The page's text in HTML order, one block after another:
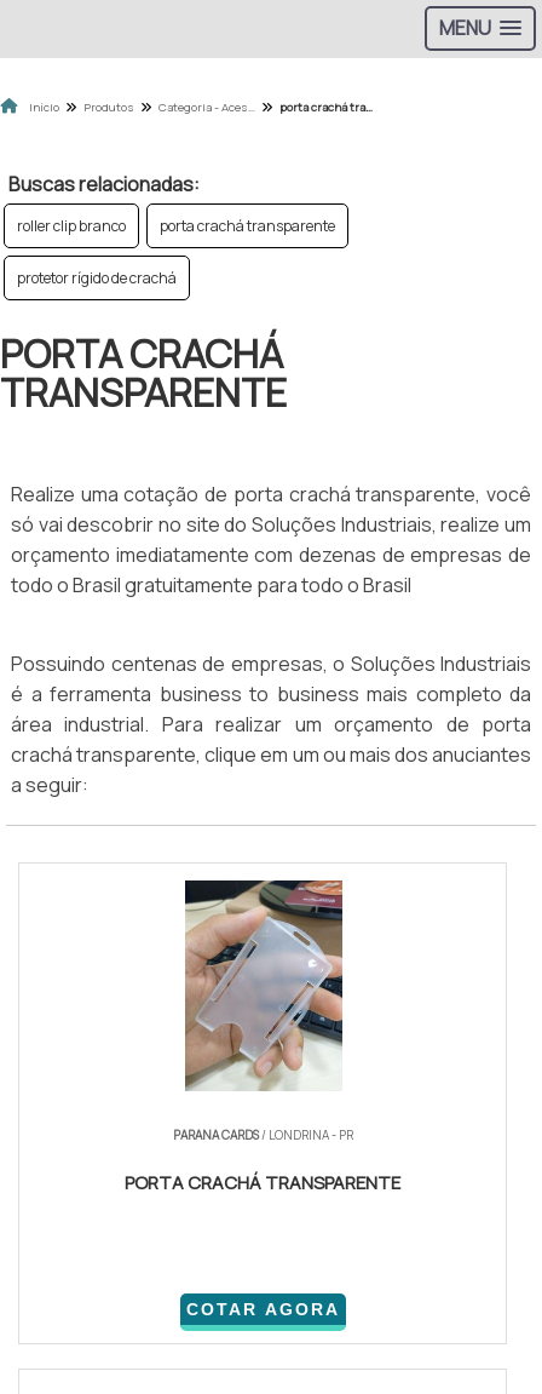
MENU
Início Produtos Categoria - Acessorios para Credenciais porta crachá transparente
Buscas relacionadas:
roller clip branco porta crachá transparente
protetor rígido de crachá
PORTA CRACHÁ
TRANSPARENTE
Realize uma cotação de porta crachá transparente, você
só vai descobrir no site do Soluções Industriais, realize um
orçamento imediatamente com dezenas de empresas de
todo o Brasil gratuitamente para todo o Brasil
Possuindo centenas de empresas, o Soluções Industriais
é a ferramenta business to business mais completo da
área industrial. Para realizar um orçamento de porta
crachá transparente, clique em um ou mais dos anuciantes
a seguir:
PARANA CARDS/ LONDRINA - PR
PORTA CRACHÁ TRANSPARENTE
COTAR AGORA